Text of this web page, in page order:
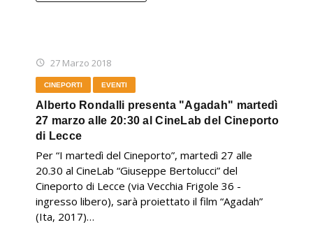
27 Marzo 2018
CINEPORTI EVENTI
Alberto Rondalli presenta "Agadah" martedì
27 marzo alle 20:30 al CineLab del Cineporto
di Lecce
Per “I martedì del Cineporto”, martedì 27 alle
20.30 al CineLab “Giuseppe Bertolucci” del
Cineporto di Lecce (via Vecchia Frigole 36 -
ingresso libero), sarà proiettato il film “Agadah”
(Ita, 2017)…